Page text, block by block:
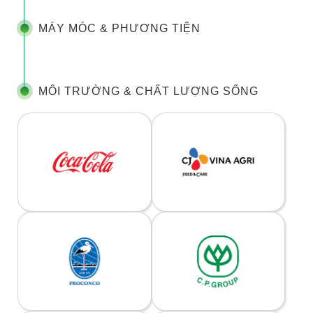
MÁY MÓC & PHƯƠNG TIỆN
MÔI TRƯỜNG & CHẤT LƯỢNG SỐNG